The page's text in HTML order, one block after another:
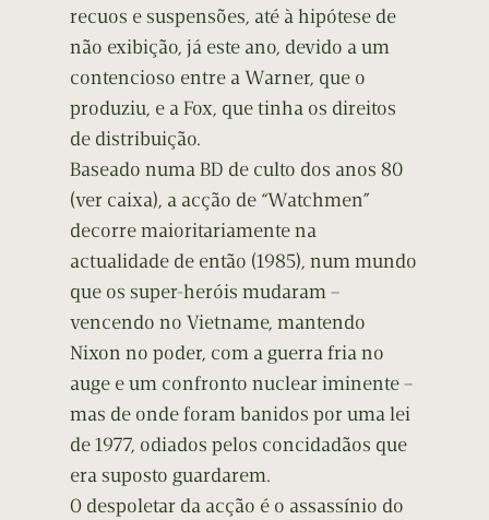
recuos e suspensões, até à hipótese de
não exibição, já este ano, devido a um
contencioso entre a Warner, que o
produziu, e a Fox, que tinha os direitos
de distribuição.
Baseado numa BD de culto dos anos 80
(ver caixa), a acção de “Watchmen”
decorre maioritariamente na
actualidade de então (1985), num mundo
que os super-heróis mudaram –
vencendo no Vietname, mantendo
Nixon no poder, com a guerra fria no
auge e um confronto nuclear iminente –
mas de onde foram banidos por uma lei
de 1977, odiados pelos concidadãos que
era suposto guardarem.
O despoletar da acção é o assassínio do